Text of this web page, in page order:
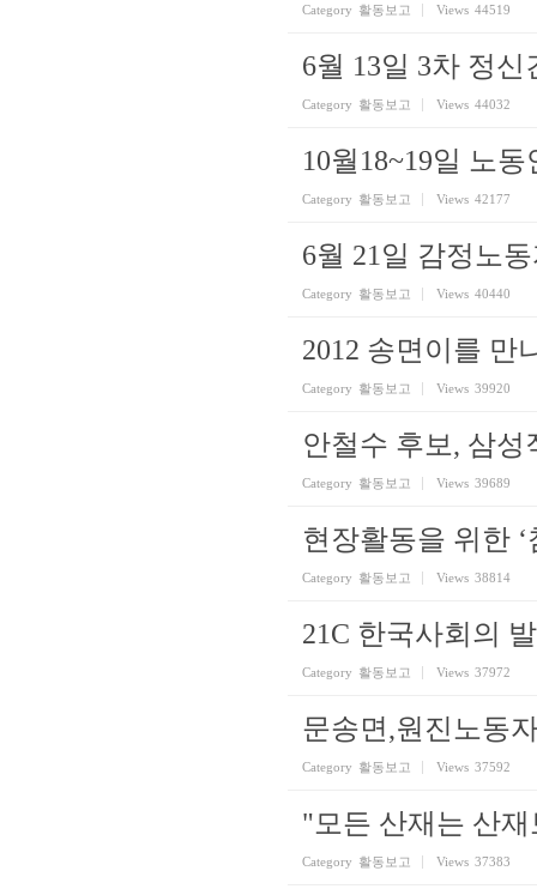
Category 활동보고 Views 44519
6월 13일 3차 정
Category 활동보고 Views 44032
10월18~19일 노
Category 활동보고 Views 42177
6월 21일 감정노
Category 활동보고 Views 40440
2012 송면이를 만
Category 활동보고 Views 39920
안철수 후보, 삼
Category 활동보고 Views 39689
현장활동을 위한
Category 활동보고 Views 38814
21C 한국사회의
Category 활동보고 Views 37972
문송면,원진노동
Category 활동보고 Views 37592
"모든 산재는 산
Category 활동보고 Views 37383